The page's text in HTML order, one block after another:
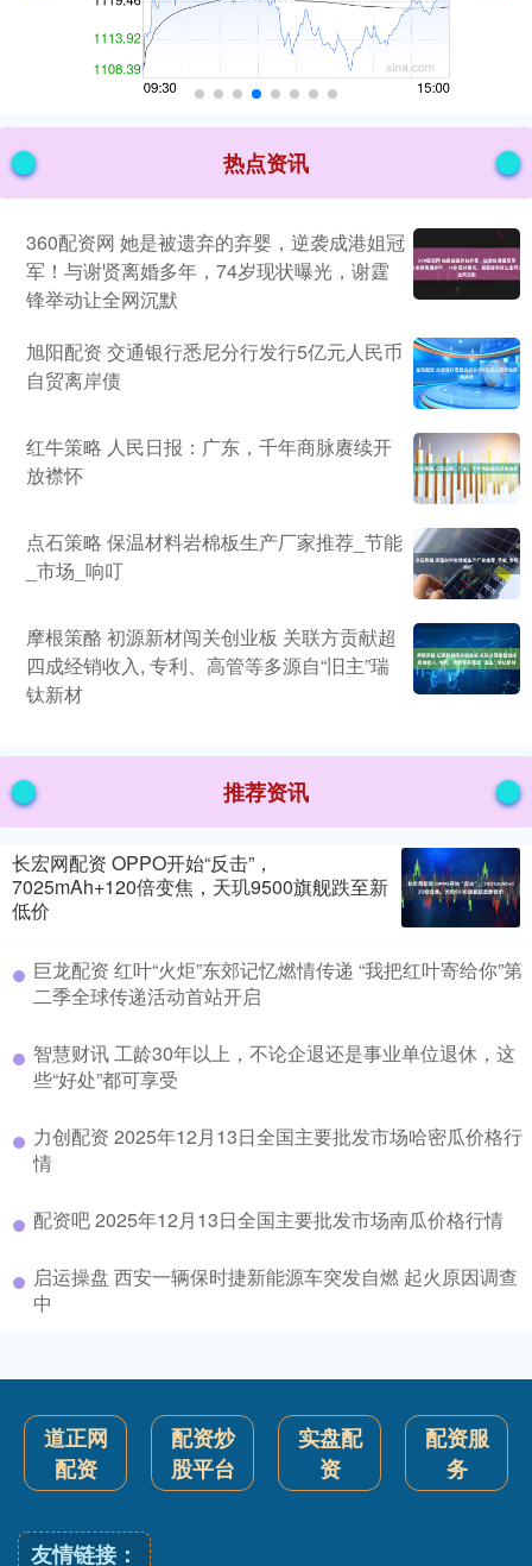
热点资讯
360配资网 她是被遗弃的弃婴，逆袭成港姐冠
军！与谢贤离婚多年，74岁现状曝光，谢霆
锋举动让全网沉默
旭阳配资 交通银行悉尼分行发行5亿元人民币
自贸离岸债
红牛策略 人民日报：广东，千年商脉赓续开
放襟怀
点石策略 保温材料岩棉板生产厂家推荐_节能
_市场_响叮
摩根策酪 初源新材闯关创业板 关联方贡献超
四成经销收入, 专利、高管等多源自“旧主”瑞
钛新材
推荐资讯
长宏网配资 OPPO开始“反击”，
7025mAh+120倍变焦，天玑9500旗舰跌至新
低价
巨龙配资 红叶“火炬”东郊记忆燃情传递 “我把红叶寄给你”第
二季全球传递活动首站开启
智慧财讯 工龄30年以上，不论企退还是事业单位退休，这
些“好处”都可享受
力创配资 2025年12月13日全国主要批发市场哈密瓜价格行
情
配资吧 2025年12月13日全国主要批发市场南瓜价格行情
启运操盘 西安一辆保时捷新能源车突发自燃 起火原因调查
中
道正网
配资
配资炒
股平台
实盘配
资
配资服
务
友情链接：